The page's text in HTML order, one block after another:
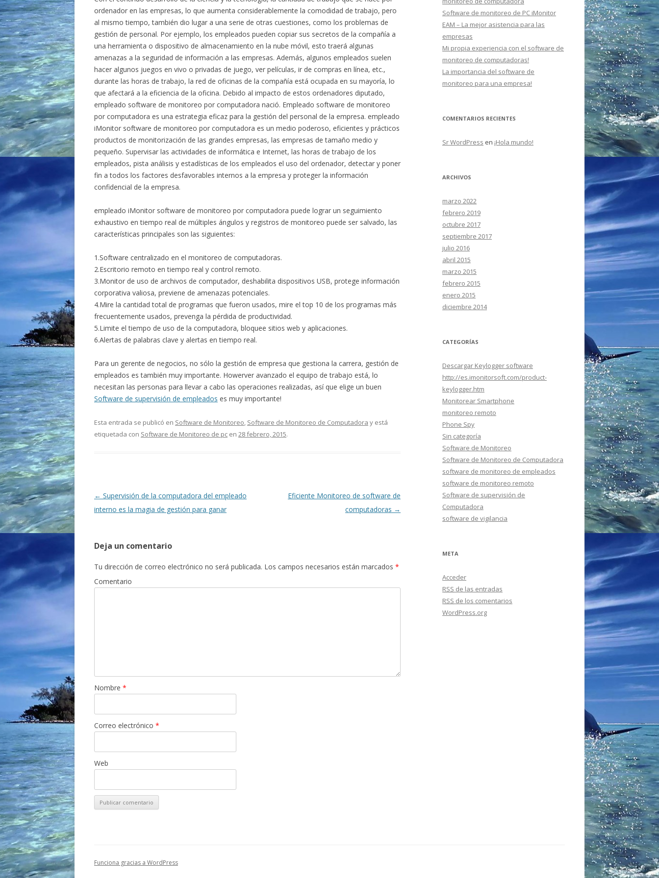
ordenador en las empresas, lo que aumenta considerablemente la comodidad de trabajo, pero
al mismo tiempo, también dio lugar a una serie de otras cuestiones, como los problemas de
gestión de personal. Por ejemplo, los empleados pueden copiar sus secretos de la compañía a
una herramienta o dispositivo de almacenamiento en la nube móvil, esto traerá algunas
amenazas a la seguridad de información a las empresas. Además, algunos empleados suelen
hacer algunos juegos en vivo o privadas de juego, ver películas, ir de compras en línea, etc.,
durante las horas de trabajo, la red de oficinas de la compañía está ocupada en su mayoría, lo
que afectará a la eficiencia de la oficina. Debido al impacto de estos ordenadores diputado,
empleado software de monitoreo por computadora nació. Empleado software de monitoreo
por computadora es una estrategia eficaz para la gestión del personal de la empresa. empleado
iMonitor software de monitoreo por computadora es un medio poderoso, eficientes y prácticos
productos de monitorización de las grandes empresas, las empresas de tamaño medio y
pequeño. Supervisar las actividades de informática e Internet, las horas de trabajo de los
empleados, pista análisis y estadísticas de los empleados el uso del ordenador, detectar y poner
fin a todos los factores desfavorables internos a la empresa y proteger la información
confidencial de la empresa.
empleado iMonitor software de monitoreo por computadora puede lograr un seguimiento
exhaustivo en tiempo real de múltiples ángulos y registros de monitoreo puede ser salvado, las
características principales son las siguientes:
1.Software centralizado en el monitoreo de computadoras.
2.Escritorio remoto en tiempo real y control remoto.
3.Monitor de uso de archivos de computador, deshabilita dispositivos USB, protege información
corporativa valiosa, previene de amenazas potenciales.
4.Mire la cantidad total de programas que fueron usados, mire el top 10 de los programas más
frecuentemente usados, prevenga la pérdida de productividad.
5.Limite el tiempo de uso de la computadora, bloquee sitios web y aplicaciones.
6.Alertas de palabras clave y alertas en tiempo real.
Para un gerente de negocios, no sólo la gestión de empresa que gestiona la carrera, gestión de
empleados es también muy importante. Howerver avanzado el equipo de trabajo está, lo
necesitan las personas para llevar a cabo las operaciones realizadas, así que elige un buen
Software de supervisión de empleados es muy importante!
Esta entrada se publicó en Software de Monitoreo, Software de Monitoreo de Computadora y está
etiquetada con Software de Monitoreo de pc en 28 febrero, 2015.
Navegación
de
← Supervisión de la computadora del empleado
interno es la magia de gestión para ganar
Eficiente Monitoreo de software de
computadoras →
Deja un comentario
Tu dirección de correo electrónico no será publicada. Los campos necesarios están marcados *
Comentario
Nombre *
Correo electrónico *
Web
Software de monitoreo de PC iMonitor
EAM – La mejor asistencia para las
empresas
Mi propia experiencia con el software de
monitoreo de computadoras!
La importancia del software de
monitoreo para una empresa!
COMENTARIOS RECIENTES
Sr WordPress en ¡Hola mundo!
ARCHIVOS
marzo 2022
febrero 2019
octubre 2017
septiembre 2017
julio 2016
abril 2015
marzo 2015
febrero 2015
enero 2015
diciembre 2014
CATEGORÍAS
Descargar Keylogger software
http://es.imonitorsoft.com/product-
keylogger.htm
Monitorear Smartphone
monitoreo remoto
Phone Spy
Sin categoría
Software de Monitoreo
Software de Monitoreo de Computadora
software de monitoreo de empleados
software de monitoreo remoto
Software de supervisión de
Computadora
software de vigilancia
META
Acceder
RSS de las entradas
RSS de los comentarios
WordPress.org
Funciona gracias a WordPress